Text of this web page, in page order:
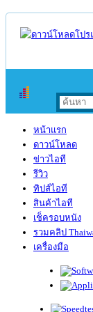
หน้าแรก
ดาวน์โหลด
ข่าวไอที
รีวิว
ทิปส์ไอที
สินค้าไอที
เช็ครอบหนัง
รวมคลิป
เครื่องมือ